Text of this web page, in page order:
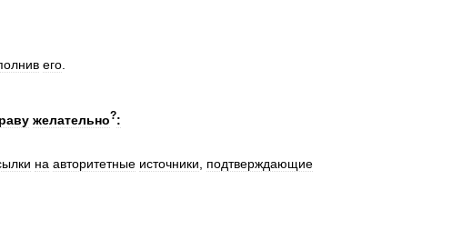
его
желательно?:
на авторитетные источники
подтверждающие